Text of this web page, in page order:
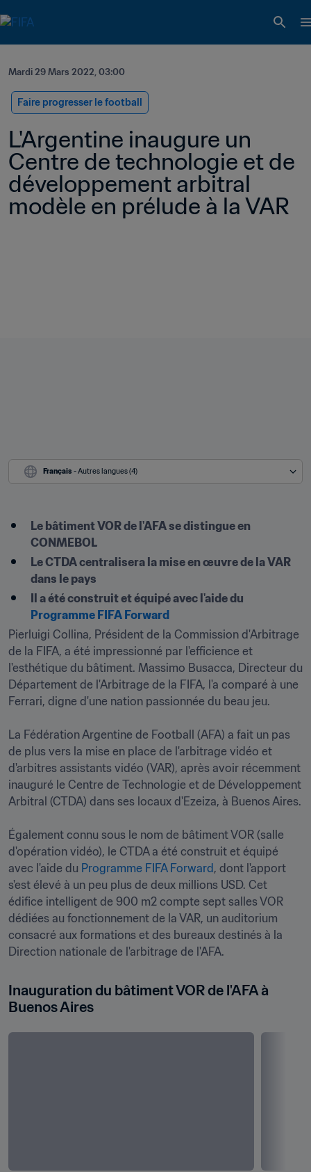
Mardi 29 Mars 2022, 03:00
Faire progresser le football
L'Argentine inaugure un
Centre de technologie et de
développement arbitral
modèle en prélude à la VAR
Français - Autres langues (4)
Le bâtiment VOR de l'AFA se distingue en
CONMEBOL
Le CTDA centralisera la mise en œuvre de la VAR
dans le pays
Programme FIFA Forward
Pierluigi Collina, Président de la Commission d'Arbitrage
de la FIFA, a été impressionné par l'efficience et
l'esthétique du bâtiment. Massimo Busacca, Directeur du
Département de l'Arbitrage de la FIFA, l'a comparé à une
Ferrari, digne d'une nation passionnée du beau jeu.
La Fédération Argentine de Football (AFA) a fait un pas
de plus vers la mise en place de l'arbitrage vidéo et
d'arbitres assistants vidéo (VAR), après avoir récemment
inauguré le Centre de Technologie et de Développement
Arbitral (CTDA) dans ses locaux d'Ezeiza, à Buenos Aires.
Également connu sous le nom de bâtiment VOR (salle
d'opération vidéo), le CTDA a été construit et équipé
avec l'aide du Programme FIFA Forward , dont l'apport
s'est élevé à un peu plus de deux millions USD. Cet
édifice intelligent de 900 m2 compte sept salles VOR
dédiées au fonctionnement de la VAR, un auditorium
consacré aux formations et des bureaux destinés à la
Direction nationale de l'arbitrage de l'AFA.
Inauguration du bâtiment VOR de l'AFA à
Buenos Aires